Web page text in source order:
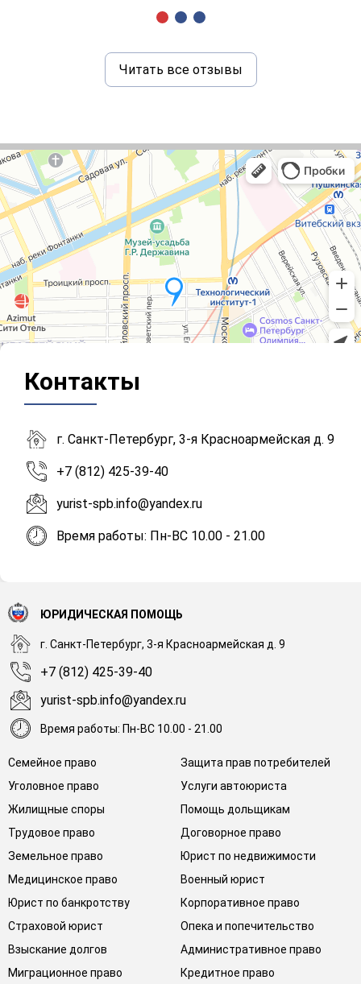
Читать все отзывы
Контакты
г. Санкт-Петербург, 3-я Красноармейская д. 9
+7 (812) 425-39-40
yurist-spb.info@yandex.ru
Время работы: Пн-ВС 10.00 - 21.00
Семейное право
Защита прав потребителей
Уголовное право
Услуги автоюриста
Жилищные споры
Помощь дольщикам
Трудовое право
Договорное право
Земельное право
Юрист по недвижимости
Медицинское право
Военный юрист
Юрист по банкротству
Корпоративное право
Страховой юрист
Опека и попечительство
Взыскание долгов
Административное право
Миграционное право
Кредитное право
ЮРИДИЧЕСКАЯ ПОМОЩЬ
г. Санкт-Петербург, 3-я Красноармейская д. 9
+7 (812) 425-39-40
yurist-spb.info@yandex.ru
Время работы: Пн-ВС 10.00 - 21.00